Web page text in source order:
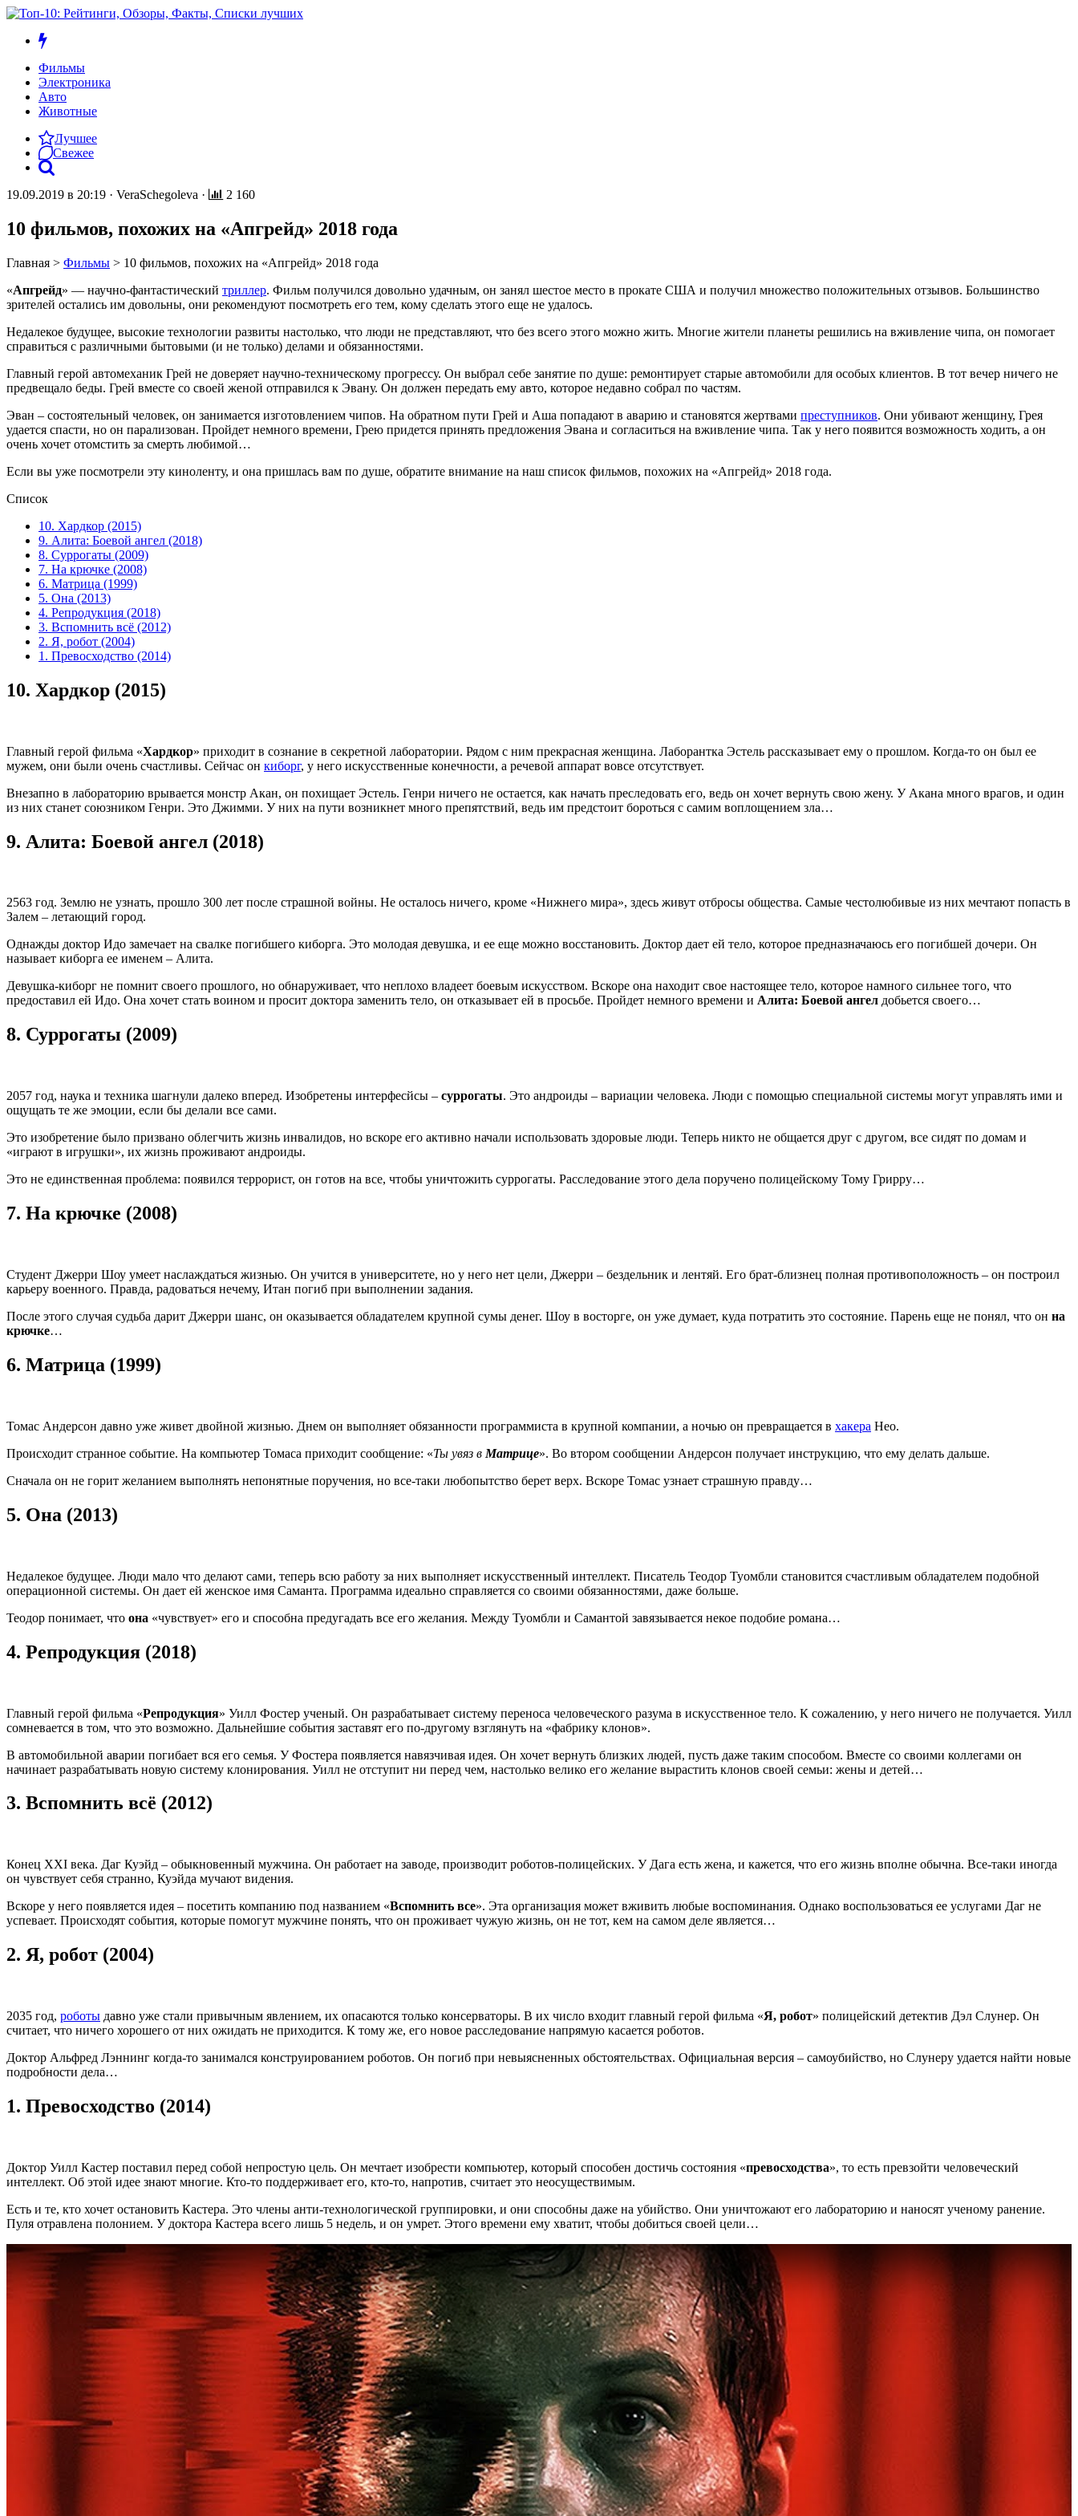
Фильмы
Электроника
Авто
Животные
Лучшее
Свежее
19.09.2019 в 20:19 · VeraSchegoleva · 2 160
10 фильмов, похожих на «Апгрейд» 2018 года
Главная > Фильмы > 10 фильмов, похожих на «Апгрейд» 2018 года
«Апгрейд» — научно-фантастический триллер. Фильм получился довольно удачным, он занял шестое место в прокате США и получил множество положительных отзывов. Большинство
зрителей остались им довольны, они рекомендуют посмотреть его тем, кому сделать этого еще не удалось.
Недалекое будущее, высокие технологии развиты настолько, что люди не представляют, что без всего этого можно жить. Многие жители планеты решились на вживление чипа, он помогает
справиться с различными бытовыми (и не только) делами и обязанностями.
Главный герой автомеханик Грей не доверяет научно-техническому прогрессу. Он выбрал себе занятие по душе: ремонтирует старые автомобили для особых клиентов. В тот вечер ничего не
предвещало беды. Грей вместе со своей женой отправился к Эвану. Он должен передать ему авто, которое недавно собрал по частям.
Эван – состоятельный человек, он занимается изготовлением чипов. На обратном пути Грей и Аша попадают в аварию и становятся жертвами преступников. Они убивают женщину, Грея
удается спасти, но он парализован. Пройдет немного времени, Грею придется принять предложения Эвана и согласиться на вживление чипа. Так у него появится возможность ходить, а он
очень хочет отомстить за смерть любимой…
Если вы уже посмотрели эту киноленту, и она пришлась вам по душе, обратите внимание на наш список фильмов, похожих на «Апгрейд» 2018 года.
Список
10. Хардкор (2015)
9. Алита: Боевой ангел (2018)
8. Суррогаты (2009)
7. На крючке (2008)
6. Матрица (1999)
5. Она (2013)
4. Репродукция (2018)
3. Вспомнить всё (2012)
2. Я, робот (2004)
1. Превосходство (2014)
10. Хардкор (2015)
Главный герой фильма «Хардкор» приходит в сознание в секретной лаборатории. Рядом с ним прекрасная женщина. Лаборантка Эстель рассказывает ему о прошлом. Когда-то он был ее
мужем, они были очень счастливы. Сейчас он киборг, у него искусственные конечности, а речевой аппарат вовсе отсутствует.
Внезапно в лабораторию врывается монстр Акан, он похищает Эстель. Генри ничего не остается, как начать преследовать его, ведь он хочет вернуть свою жену. У Акана много врагов, и один
из них станет союзником Генри. Это Джимми. У них на пути возникнет много препятствий, ведь им предстоит бороться с самим воплощением зла…
9. Алита: Боевой ангел (2018)
2563 год. Землю не узнать, прошло 300 лет после страшной войны. Не осталось ничего, кроме «Нижнего мира», здесь живут отбросы общества. Самые честолюбивые из них мечтают попасть в
Залем – летающий город.
Однажды доктор Идо замечает на свалке погибшего киборга. Это молодая девушка, и ее еще можно восстановить. Доктор дает ей тело, которое предназначаюсь его погибшей дочери. Он
называет киборга ее именем – Алита.
Девушка-киборг не помнит своего прошлого, но обнаруживает, что неплохо владеет боевым искусством. Вскоре она находит свое настоящее тело, которое намного сильнее того, что
предоставил ей Идо. Она хочет стать воином и просит доктора заменить тело, он отказывает ей в просьбе. Пройдет немного времени и Алита: Боевой ангел добьется своего…
8. Суррогаты (2009)
2057 год, наука и техника шагнули далеко вперед. Изобретены интерфесйсы – суррогаты. Это андроиды – вариации человека. Люди с помощью специальной системы могут управлять ими и
ощущать те же эмоции, если бы делали все сами.
Это изобретение было призвано облегчить жизнь инвалидов, но вскоре его активно начали использовать здоровые люди. Теперь никто не общается друг с другом, все сидят по домам и
«играют в игрушки», их жизнь проживают андроиды.
Это не единственная проблема: появился террорист, он готов на все, чтобы уничтожить суррогаты. Расследование этого дела поручено полицейскому Тому Грирру…
7. На крючке (2008)
Студент Джерри Шоу умеет наслаждаться жизнью. Он учится в университете, но у него нет цели, Джерри – бездельник и лентяй. Его брат-близнец полная противоположность – он построил
карьеру военного. Правда, радоваться нечему, Итан погиб при выполнении задания.
После этого случая судьба дарит Джерри шанс, он оказывается обладателем крупной сумы денег. Шоу в восторге, он уже думает, куда потратить это состояние. Парень еще не понял, что он на
крючке…
6. Матрица (1999)
Томас Андерсон давно уже живет двойной жизнью. Днем он выполняет обязанности программиста в крупной компании, а ночью он превращается в хакера Нео.
Происходит странное событие. На компьютер Томаса приходит сообщение: «Ты увяз в Матрице». Во втором сообщении Андерсон получает инструкцию, что ему делать дальше.
Сначала он не горит желанием выполнять непонятные поручения, но все-таки любопытство берет верх. Вскоре Томас узнает страшную правду…
5. Она (2013)
Недалекое будущее. Люди мало что делают сами, теперь всю работу за них выполняет искусственный интеллект. Писатель Теодор Туомбли становится счастливым обладателем подобной
операционной системы. Он дает ей женское имя Саманта. Программа идеально справляется со своими обязанностями, даже больше.
Теодор понимает, что она «чувствует» его и способна предугадать все его желания. Между Туомбли и Самантой завязывается некое подобие романа…
4. Репродукция (2018)
Главный герой фильма «Репродукция» Уилл Фостер ученый. Он разрабатывает систему переноса человеческого разума в искусственное тело. К сожалению, у него ничего не получается. Уилл
сомневается в том, что это возможно. Дальнейшие события заставят его по-другому взглянуть на «фабрику клонов».
В автомобильной аварии погибает вся его семья. У Фостера появляется навязчивая идея. Он хочет вернуть близких людей, пусть даже таким способом. Вместе со своими коллегами он
начинает разрабатывать новую систему клонирования. Уилл не отступит ни перед чем, настолько велико его желание вырастить клонов своей семьи: жены и детей…
3. Вспомнить всё (2012)
Конец XXI века. Даг Куэйд – обыкновенный мужчина. Он работает на заводе, производит роботов-полицейских. У Дага есть жена, и кажется, что его жизнь вполне обычна. Все-таки иногда
он чувствует себя странно, Куэйда мучают видения.
Вскоре у него появляется идея – посетить компанию под названием «Вспомнить все». Эта организация может вживить любые воспоминания. Однако воспользоваться ее услугами Даг не
успевает. Происходят события, которые помогут мужчине понять, что он проживает чужую жизнь, он не тот, кем на самом деле является…
2. Я, робот (2004)
2035 год, роботы давно уже стали привычным явлением, их опасаются только консерваторы. В их число входит главный герой фильма «Я, робот» полицейский детектив Дэл Слунер. Он
считает, что ничего хорошего от них ожидать не приходится. К тому же, его новое расследование напрямую касается роботов.
Доктор Альфред Лэннинг когда-то занимался конструированием роботов. Он погиб при невыясненных обстоятельствах. Официальная версия – самоубийство, но Слунеру удается найти новые
подробности дела…
1. Превосходство (2014)
Доктор Уилл Кастер поставил перед собой непростую цель. Он мечтает изобрести компьютер, который способен достичь состояния «превосходства», то есть превзойти человеческий
интеллект. Об этой идее знают многие. Кто-то поддерживает его, кто-то, напротив, считает это неосуществимым.
Есть и те, кто хочет остановить Кастера. Это члены анти-технологической группировки, и они способны даже на убийство. Они уничтожают его лабораторию и наносят ученому ранение.
Пуля отравлена полонием. У доктора Кастера всего лишь 5 недель, и он умрет. Этого времени ему хватит, чтобы добиться своей цели…